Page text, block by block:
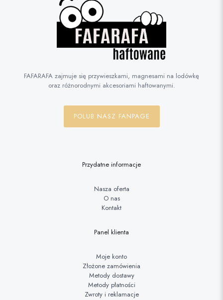
FAFARAFA zajmuje się przywieszkami, magnesami na lodówkę
oraz różnorodnymi akcesoriami haftowanymi.
POLUB NASZ FANPAGE
Przydatne informacje
Nasza oferta
O nas
Kontakt
Panel klienta
Moje konto
Złożone zamówienia
Metody dostawy
Metody płatności
Zwroty i reklamacje